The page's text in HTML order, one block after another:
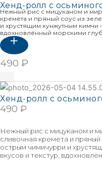
Хенд-ролл с
Нежный рис с мицуканом и
кремета и пряный соус из
и хрустящим кунжутным кимчи
вдохновлённый морскими
490 ₽
Хенд-ролл с
490 ₽
Нежный рис с мицуканом и
сливочная кремета и
острым чимичурри и
вкусов и текстур,